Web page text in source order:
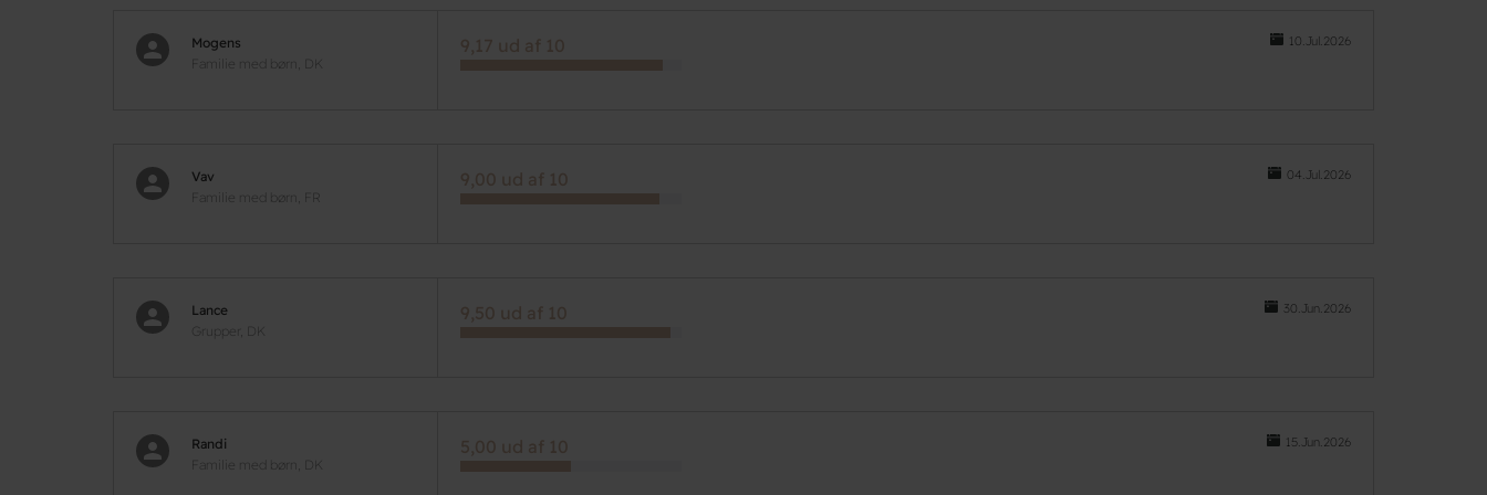
Mogens
Familie med børn, DK
10.Jul.2026
9,17 ud af 10
Vav
Familie med børn, FR
04.Jul.2026
9,00 ud af 10
Lance
Grupper, DK
30.Jun.2026
9,50 ud af 10
Randi
Familie med børn, DK
15.Jun.2026
5,00 ud af 10